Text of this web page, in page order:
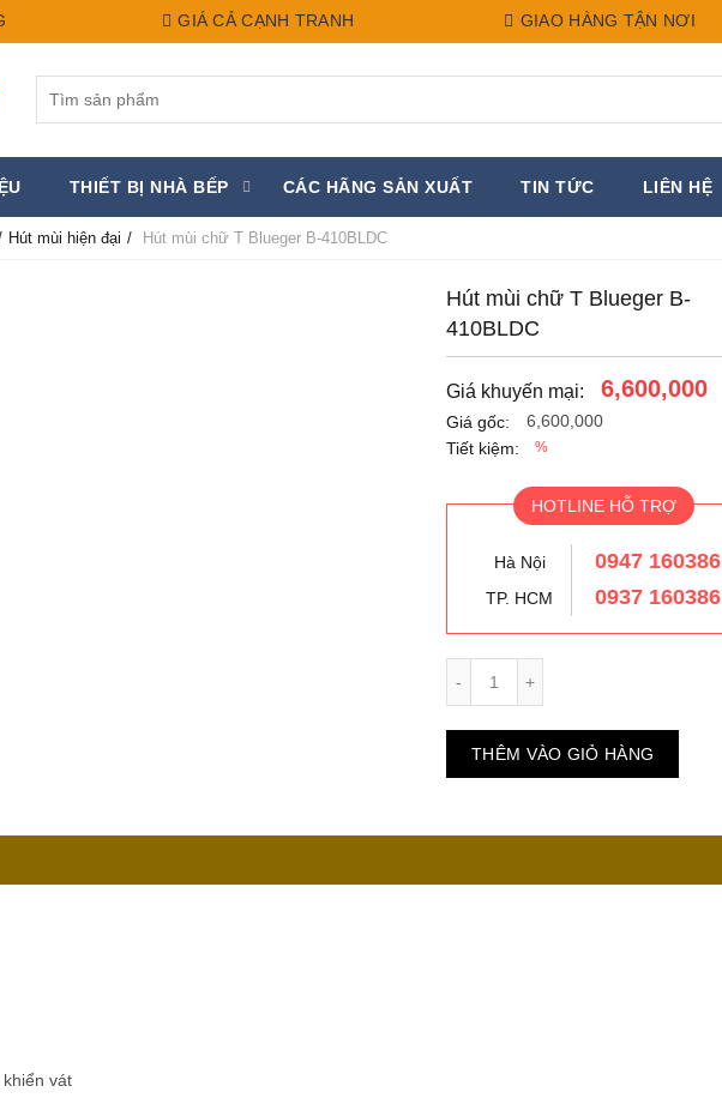
GIÁ CẢ CẠNH TRANH GIAO HÀNG TẬN NƠI
THIẾT BỊ NHÀ BẾP CÁC HÃNG SẢN XUẤT TIN TỨC LIÊN HỆ
Hút mùi hiện đại Hút mùi chữ T Blueger B-410BLDC
Hút mùi chữ T Blueger B-
410BLDC
Giá khuyến mại: 6,600,000
Giá gốc:
6,600,000
Tiết kiệm:
%
HOTLINE HỖ TRỢ
Hà Nội 0947 160386
TP. HCM 0937 160386
THÊM VÀO GIỎ HÀNG
vát